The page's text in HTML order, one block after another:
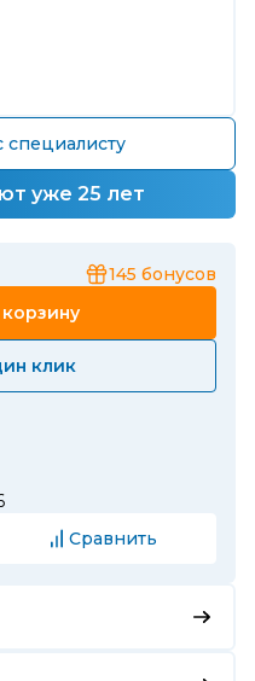
специалисту
уже 25 лет
145 бонусов
клик
Сравнить